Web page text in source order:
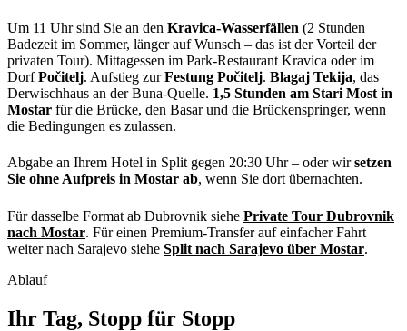
Um 11 Uhr sind Sie an den Kravica-Wasserfällen (2 Stunden
Badezeit im Sommer, länger auf Wunsch – das ist der Vorteil der
privaten Tour). Mittagessen im Park-Restaurant Kravica oder im
DorfPočitelj. Aufstieg zurFestung Počitelj. Blagaj Tekija, das
Derwischhaus an der Buna-Quelle. 1,5 Stunden am Stari Most in
Mostar für die Brücke, den Basar und die Brückenspringer, wenn
die Bedingungen es zulassen.
Abgabe an Ihrem Hotel in Split gegen 20:30 Uhr – oder wirsetzen
Sie ohne Aufpreis in Mostar ab, wenn Sie dort übernachten.
Für dasselbe Format ab Dubrovnik siehe Private Tour Dubrovnik
nach Mostar. Für einen Premium-Transfer auf einfacher Fahrt
weiter nach Sarajevo siehe Split nach Sarajevo über Mostar.
Ablauf
Ihr Tag, Stopp für Stopp